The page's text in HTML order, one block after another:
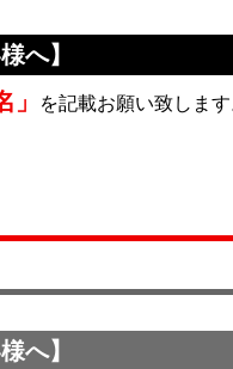
へ】
を記載お願い致しま
へ】